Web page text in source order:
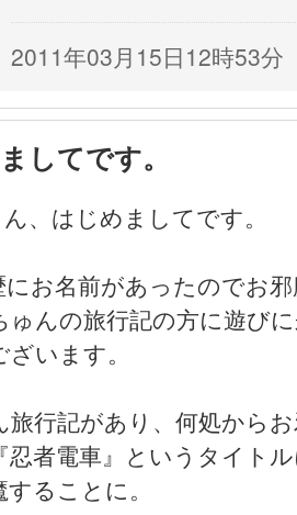
2011年03月15日12時53分
してです。
、はじめましてです。
にお名前があったのでお
ゅんの旅行記の方に遊び
います。
旅行記があり、何処から
忍者電車』というタイト
ることに。